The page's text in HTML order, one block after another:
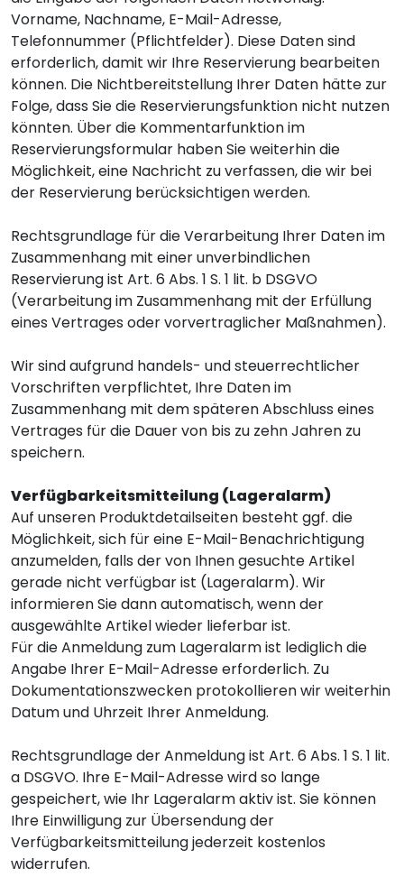
Vorname, Nachname, E-Mail-Adresse,
Telefonnummer (Pflichtfelder). Diese Daten sind
erforderlich, damit wir Ihre Reservierung bearbeiten
können. Die Nichtbereitstellung Ihrer Daten hätte zur
Folge, dass Sie die Reservierungsfunktion nicht nutzen
könnten. Über die Kommentarfunktion im
Reservierungsformular haben Sie weiterhin die
Möglichkeit, eine Nachricht zu verfassen, die wir bei
der Reservierung berücksichtigen werden.
Rechtsgrundlage für die Verarbeitung Ihrer Daten im
Zusammenhang mit einer unverbindlichen
Reservierung ist Art. 6 Abs. 1 S. 1 lit. b DSGVO
(Verarbeitung im Zusammenhang mit der Erfüllung
eines Vertrages oder vorvertraglicher Maßnahmen).
Wir sind aufgrund handels- und steuerrechtlicher
Vorschriften verpflichtet, Ihre Daten im
Zusammenhang mit dem späteren Abschluss eines
Vertrages für die Dauer von bis zu zehn Jahren zu
speichern.
Verfügbarkeitsmitteilung (Lageralarm)
Auf unseren Produktdetailseiten besteht ggf. die
Möglichkeit, sich für eine E-Mail-Benachrichtigung
anzumelden, falls der von Ihnen gesuchte Artikel
gerade nicht verfügbar ist (Lageralarm). Wir
informieren Sie dann automatisch, wenn der
ausgewählte Artikel wieder lieferbar ist.
Für die Anmeldung zum Lageralarm ist lediglich die
Angabe Ihrer E-Mail-Adresse erforderlich. Zu
Dokumentationszwecken protokollieren wir weiterhin
Datum und Uhrzeit Ihrer Anmeldung.
Rechtsgrundlage der Anmeldung ist Art. 6 Abs. 1 S. 1 lit.
a DSGVO. Ihre E-Mail-Adresse wird so lange
gespeichert, wie Ihr Lageralarm aktiv ist. Sie können
Ihre Einwilligung zur Übersendung der
Verfügbarkeitsmitteilung jederzeit kostenlos
widerrufen.